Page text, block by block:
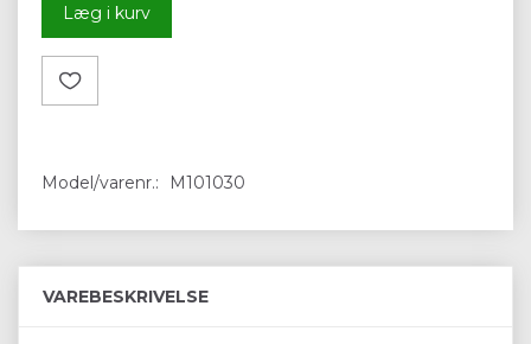
Læg i kurv
Model/varenr.: M101030
VAREBESKRIVELSE